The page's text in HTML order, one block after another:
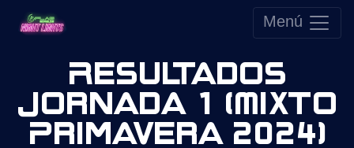
Menú
Resultados
Jornada 1 (Mixto
Primavera 2024)